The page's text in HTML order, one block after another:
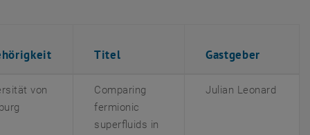
Titel Gastgeber
von
Comparing
fermionic
superfluids in
Julian Leonard